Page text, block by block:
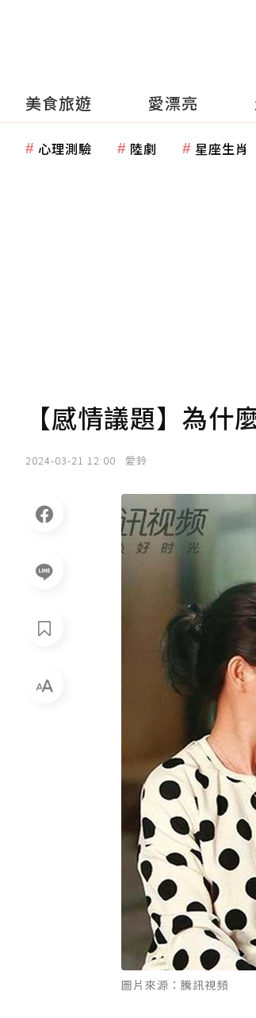
美食旅遊 愛漂亮
心理測驗 陸劇 星座生肖
【感情議題】為什
2024-03-21 12:00 愛鈴
圖片來源：騰訊視頻